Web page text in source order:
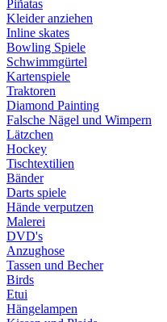
Piñatas
Kleider anziehen
Inline skates
Bowling Spiele
Schwimmgürtel
Kartenspiele
Traktoren
Diamond Painting
Falsche Nägel und Wimpern
Lätzchen
Hockey
Tischtextilien
Bänder
Darts spiele
Hände verputzen
Malerei
DVD's
Anzughose
Tassen und Becher
Birds
Etui
Hängelampen